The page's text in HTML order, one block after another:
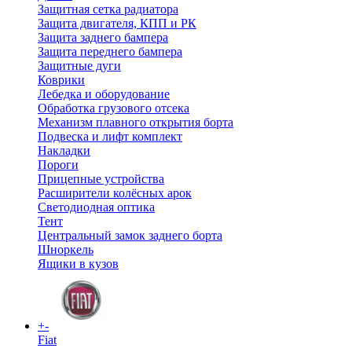
Защитная сетка радиатора
Защита двигателя, КПП и РК
Защита заднего бампера
Защита переднего бампера
Защитные дуги
Коврики
Лебедка и оборудование
Обработка грузового отсека
Механизм плавного открытия борта
Подвеска и лифт комплект
Накладки
Пороги
Прицепные устройства
Расширители колёсных арок
Светодиодная оптика
Тент
Центральный замок заднего борта
Шноркель
Ящики в кузов
+-
Fiat